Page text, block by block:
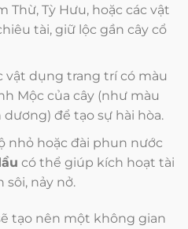
Tỳ Hưu, hoặc các vật
tài, giữ lộc gần cây cổ
vật dụng trang trí có màu
Mộc của cây (như màu
dương) để tạo sự hài hòa.
nhỏ hoặc đài phun nước
có thể giúp kích hoạt tài
sôi, nảy nở.
tạo nên một không gian